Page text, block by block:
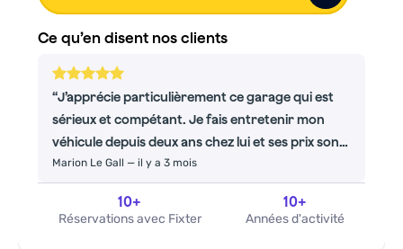
Ce qu’en disent nos clients
J’apprécie particulièrement ce garage qui est
sérieux et compétant. Je fais entretenir mon
véhicule depuis deux ans chez lui et ses prix sont
attractifs par rapport à d’autres grandes
enseignes. Le mécanicien ainsi que ses employés
sont très professionnels et souriants. J’ai
Marion Le Gall — il y a 3 mois
10+
Réservations avec Fixter
10+
Années d'activité